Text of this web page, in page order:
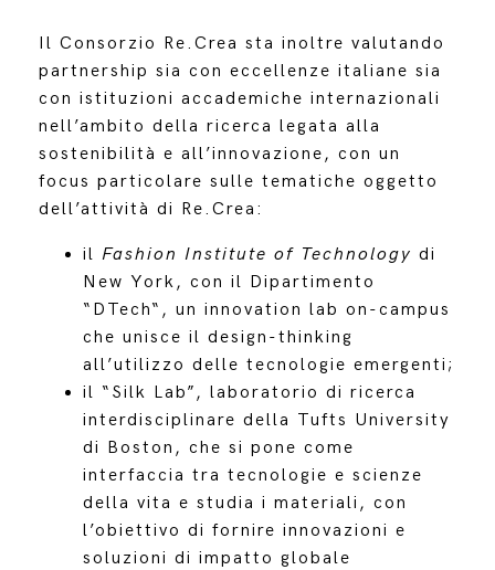
Il Consorzio Re.Crea sta inoltre valutando
partnership sia con eccellenze italiane sia
con istituzioni accademiche internazionali
nell’ambito della ricerca legata alla
sostenibilità e all’innovazione, con un
focus particolare sulle tematiche oggetto
dell’attività di Re.Crea:
il Fashion Institute of Technology di
New York, con il Dipartimento
“DTech“, un innovation lab on-campus
che unisce il design-thinking
all’utilizzo delle tecnologie emergenti;
il “Silk Lab”, laboratorio di ricerca
interdisciplinare della Tufts University
di Boston, che si pone come
interfaccia tra tecnologie e scienze
della vita e studia i materiali, con
l’obiettivo di fornire innovazioni e
soluzioni di impatto globale